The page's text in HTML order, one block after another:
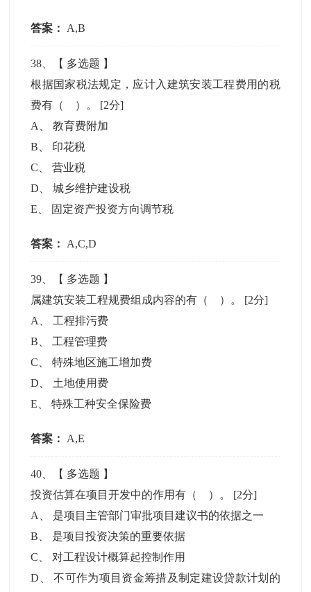
答案： A,B
38 、【 多选题 】
根据国家税法规定，应计入建筑安装工程费用的税
费有（ ）。 [2分]
A
、教育费附加
B
印花税
C 、营业税
D 、城乡维护建设税
E
固定资产投资方向调节税
答案： A,C,D
39 、【 多选题 】
属建筑安装工程规费组成内容的有（ ）。 [2分]
A
工程排污费
B
工程管理费
C 、特殊地区施工增加费
D
土地使用费
E 、特殊工种安全保险费
答案： A,E
40 、【 多选题 】
投资估算在项目开发中的作用有（ ）。 [2分]
A
是项目主管部门审批项目建议书的依据之一
B
是项目投资决策的重要依据
C
对工程设计概算起控制作用
D 、不可作为项目资金筹措及制定建设贷款计划的